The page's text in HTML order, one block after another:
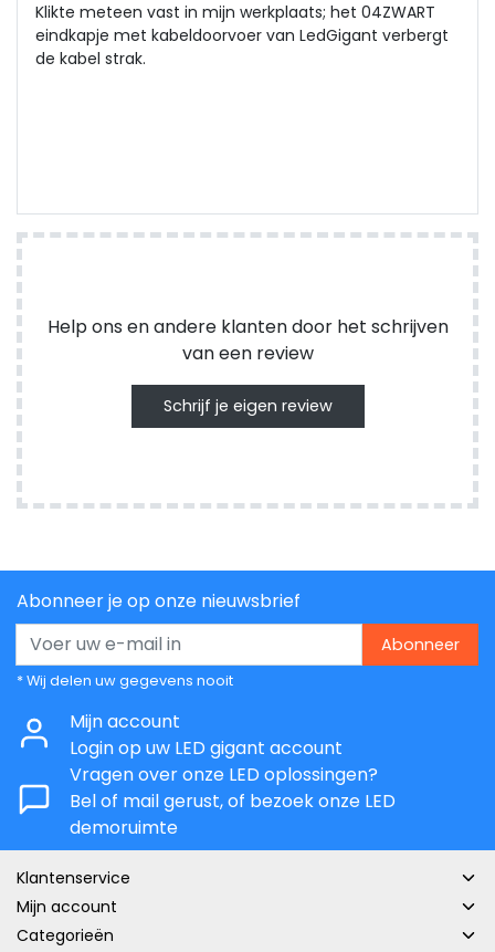
Klikte meteen vast in mijn werkplaats; het 04ZWART
eindkapje met kabeldoorvoer van LedGigant verbergt
de kabel strak.
Help ons en andere klanten door het schrijven
van een review
Schrijf je eigen review
Abonneer je op onze nieuwsbrief
Abonneer
* Wij delen uw gegevens nooit
Mijn account
Login op uw LED gigant account
Vragen over onze LED oplossingen?
Bel of mail gerust, of bezoek onze LED
demoruimte
Klantenservice
Mijn account
Categorieën